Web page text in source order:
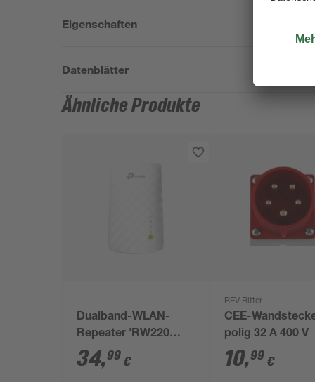
Eigenschaften
Datenblätter
Ähnliche Produkte
Dualband-WLAN-
Repeater 'RW220
AC750' 750Mbit/s 2.4
GHz, 5 GHz
34,99 €
REV Ritter
CEE-
polig 32 A 400 V
10,99 €